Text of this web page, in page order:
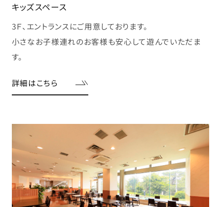
キッズスペース
3Ｆ、エントランスにご用意しております。
小さなお子様連れのお客様も安心して遊んでいただま
す。
詳細はこちら